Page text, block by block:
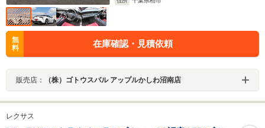
無
料
在庫確認・見積依頼
販売店： （株）ゴトウスバル アップルかしわ沼南店
レクサス